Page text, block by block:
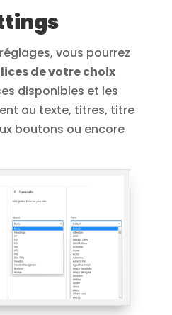
vous pourrez
de votre choix
disponibles et les
au texte, titres, titre
boutons ou encore